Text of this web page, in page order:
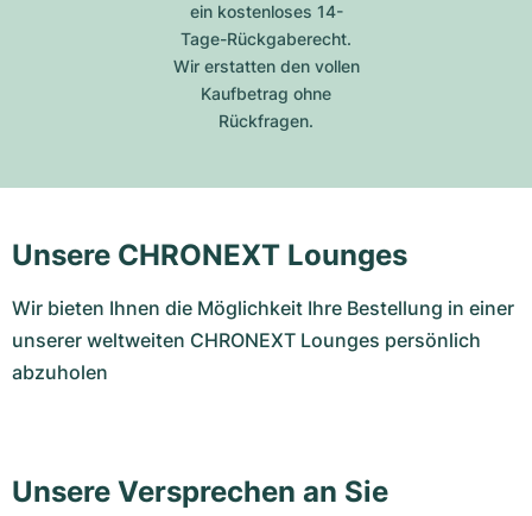
ein kostenloses 14-
Tage-Rückgaberecht.
Wir erstatten den vollen
Kaufbetrag ohne
Rückfragen.
Unsere CHRONEXT Lounges
Wir bieten Ihnen die Möglichkeit Ihre Bestellung in einer
unserer weltweiten CHRONEXT Lounges persönlich
abzuholen
Unsere Versprechen an Sie